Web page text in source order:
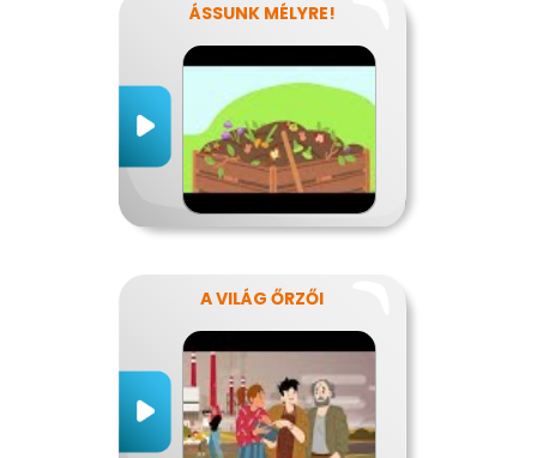
ÁSSUNK MÉLYRE!
A VILÁG ŐRZŐI